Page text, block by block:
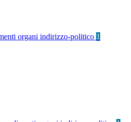
organi indirizzo-politico 1